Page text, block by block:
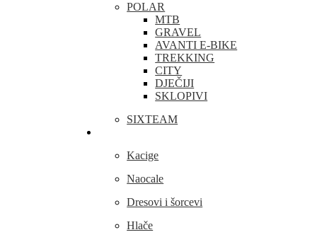
POLAR
MTB
GRAVEL
AVANTI E-BIKE
TREKKING
CITY
DJEČIJI
SKLOPIVI
SIXTEAM
Kacige
Naocale
Dresovi i šorcevi
Hlače